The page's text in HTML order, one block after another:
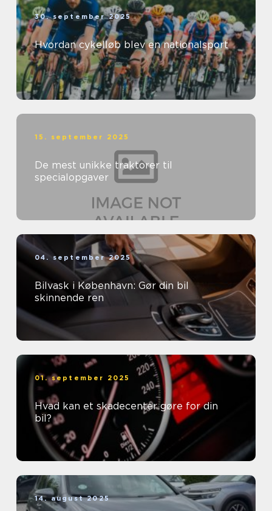
30. september 2025
Hvordan cykelløb blev en nationalsport
15. september 2025
De mest unikke traktorer til
specialopgaver
04. september 2025
Bilvask i København: Gør din bil
skinnende ren
01. september 2025
Hvad kan et skadecenter gøre for din
bil?
14. august 2025